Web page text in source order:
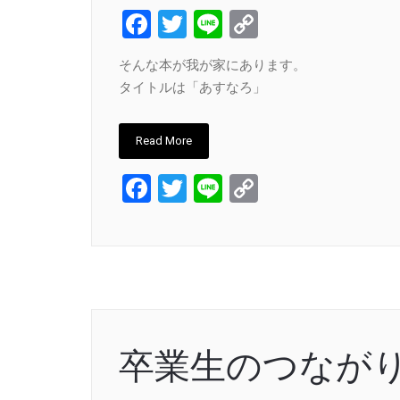
Facebook
Twitter
Line
Link
そんな本が我が家にあります。
タイトルは「あすなろ」
Read More
Facebook
Twitter
Line
卒業生のつなが